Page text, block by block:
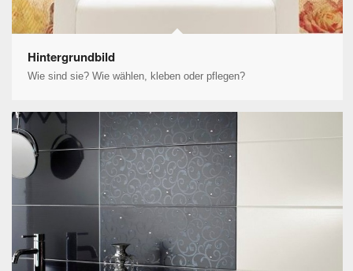
Hintergrundbild
Wie sind sie? Wie wählen, kleben oder pflegen?